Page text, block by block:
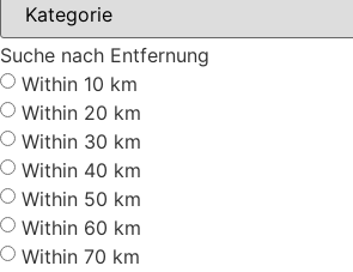
Suche nach Entfernung
Within 10 km
Within 20 km
Within 30 km
Within 40 km
Within 50 km
Within 60 km
Within 70 km